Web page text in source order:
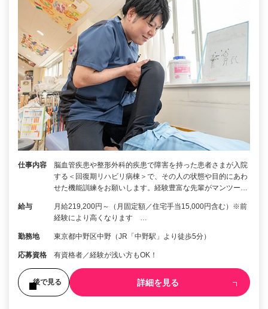
仕事内容
脳⾎管疾患や整形外科的疾患で障害を持った患者さまが入院
する＜回復期リハビリ病棟＞で、その人の状態や目的にあわ
せた機能訓練をお願いします。経験豊富な先輩がマンツー…
給与
月給219,200円～（月固定額／住宅手当15,000円含む）※前
経験により高くなります …
勤務地 東京都中野区中野（JR「中野駅」より徒歩5分）
応募資格 有資格者／経験が浅い方もOK！
後で見る 詳細を見る